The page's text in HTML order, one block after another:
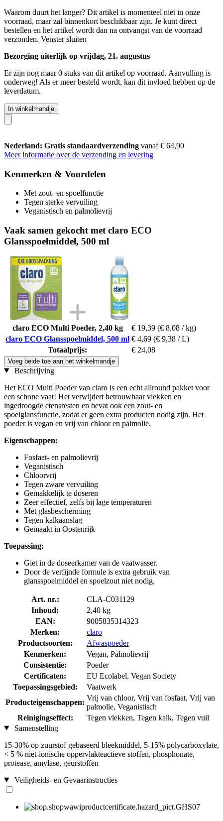
Waarom duurt het langer? Dit artikel is momenteel niet in onze
voorraad, maar zal binnenkort beschikbaar zijn. Je kunt direct
bestellen en het artikel wordt dan na ontvangst van de voorraad
verzonden. Venster sluiten
Bezorging uiterlijk op vrijdag, 21. augustus
Er zijn nog maar 0 stuks van dit artikel op voorraad. Aanvulling is
onderweg! Als er meer besteld wordt, kan dit invloed hebben op de
leverdatum.
In winkelmandje
Nederland: Gratis standaardverzending vanaf € 64,90
Meer informatie over de verzending en levering
Kenmerken & Voordelen
Met zout- en spoelfunctie
Tegen sterke vervuiling
Veganistisch en palmolievrij
Vaak samen gekocht met claro ECO
Glansspoelmiddel, 500 ml
claro ECO Multi Poeder, 2,40 kg € 19,39 (€ 8,08 / kg)
claro ECO Glansspoelmiddel, 500 ml € 4,69 (€ 9,38 / L)
Totaalprijs:
€ 24,08
Voeg beide toe aan het winkelmandje
Beschrijving
Het ECO Multi Poeder van claro is een echt allround pakket voor
een schone vaat! Het verwijdert betrouwbaar vlekken en
ingedroogde etensresten en bevat ook een zout- en
spoelglansfunctie, zodat er geen extra producten nodig zijn. Het
poeder is vegan en vrij van chloor en palmolie.
Eigenschappen:
Fosfaat- en palmolievrij
Veganistisch
Chloorvrij
Tegen zware vervuiling
Gemakkelijk te doseren
Zeer effectief, zelfs bij lage temperaturen
Met glasbescherming
Tegen kalkaanslag
Gemaakt in Oostenrijk
Toepassing:
Giet in de doseerkamer van de vaatwasser.
Door de verfijnde formule is extra gebruik van
glansspoelmiddel en spoelzout niet nodig.
Art. nr.:
CLA-C031129
Inhoud:
2,40 kg
EAN:
9005835314323
Merken:
claro
Productsoorten:
Afwaspoeder
Kenmerken:
Vegan, Palmolievrij
Consistentie:
Poeder
Certificaten:
EU Ecolabel, Vegan Society
Toepassingsgebied:
Vaatwerk
Producteigenschappen:
Vrij van chloor, Vrij van fosfaat, Vrij van
palmolie, Veganistisch
Reinigingseffect:
Tegen vlekken, Tegen kalk, Tegen vuil
Samenstelling
15-30% op zuurstof gebaseerd bleekmiddel, 5-15% polycarboxylate,
< 5 % niet-ionische oppervlakteactieve stoffen, phosphonate,
protease, amylase, geurstoffen
Veiligheids- en Gevaarinstructies